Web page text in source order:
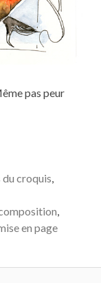
pas peur
du croquis,
,
en page